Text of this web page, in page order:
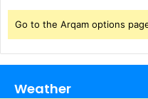
Go to the Arqam options
Weather